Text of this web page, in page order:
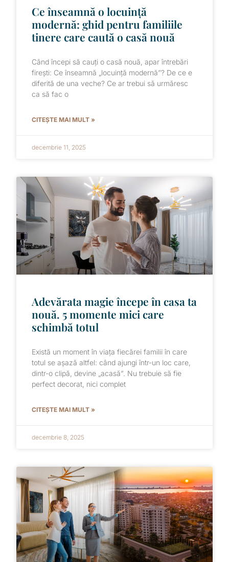
Ce înseamnă o locuință
modernă: ghid pentru familiile
tinere care caută o casă nouă
Când începi să cauți o casă nouă, apar întrebări
firești: Ce înseamnă „locuință modernă”? De ce e
diferită de una veche? Ce ar trebui să urmăresc
ca să fac o
CITEȘTE MAI MULT »
decembrie 11, 2025
Adevărata magie începe în casa ta
nouă. 5 momente mici care
schimbă totul
Există un moment în viața fiecărei familii în care
totul se așază altfel: când ajungi într-un loc care,
dintr-o clipă, devine „acasă”. Nu trebuie să fie
perfect decorat, nici complet
CITEȘTE MAI MULT »
decembrie 8, 2025